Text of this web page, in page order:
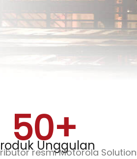
Unggulan
50+
resmi Motorola